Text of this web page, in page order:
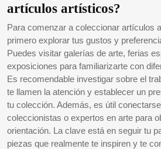
artículos artísticos?
Para comenzar a coleccionar artículos
primero explorar tus gustos y
Puedes visitar galerías de arte, ferias
exposiciones para familiarizarte con
Es recomendable investigar sobre el
te llamen la atención y establecer un
tu colección. Además, es útil
coleccionistas o expertos en arte para
orientación. La clave está en seguir tu
piezas que realmente te inspiren y te